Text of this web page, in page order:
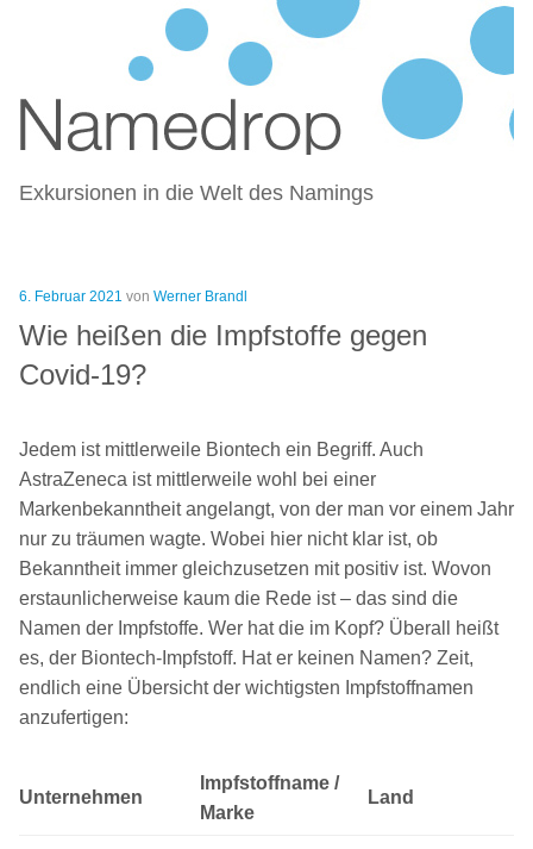
NAMEDROP – BLOG ZU
NAMENSFINDUNG UND NAMING
Exkursionen in die Welt des Namings
Veröffentlicht
am
6. Februar 2021 von Werner Brandl
Wie heißen die Impfstoffe gegen
Covid-19?
Jedem ist mittlerweile Biontech ein Begriff. Auch
AstraZeneca ist mittlerweile wohl bei einer
Markenbekanntheit angelangt, von der man vor einem Jahr
nur zu träumen wagte. Wobei hier nicht klar ist, ob
Bekanntheit immer gleichzusetzen mit positiv ist. Wovon
erstaunlicherweise kaum die Rede ist – das sind die
Namen der Impfstoffe. Wer hat die im Kopf? Überall heißt
es, der Biontech-Impfstoff. Hat er keinen Namen? Zeit,
endlich eine Übersicht der wichtigsten Impfstoffnamen
anzufertigen:
Unternehmen
Impfstoffname /
Marke
Land